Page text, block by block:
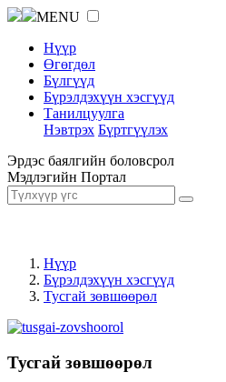
MENU
Нүүр
Өгөгдөл
Бүлгүүд
Бүрэлдэхүүн хэсгүүд
Танилцуулга
Нэвтрэх Бүртгүүлэх
Эрдэс баялгийн боловсрол
Мэдлэгийн Портал
Нүүр
Бүрэлдэхүүн хэсгүүд
Тусгай зөвшөөрөл
Тусгай зөвшөөрөл